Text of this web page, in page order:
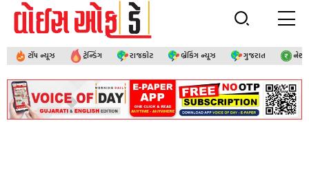
ટૉપ ન્યૂઝ ટ્રેન્ડિંગ રાજકોટ બ્રેકિંગ ન્યૂઝ ગુજરાત